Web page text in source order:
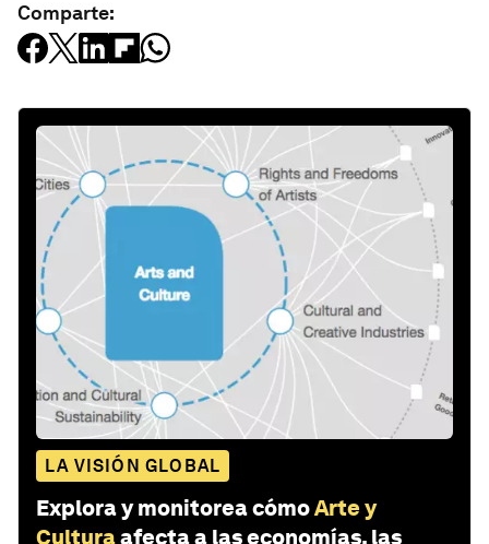
Comparte:
LA VISIÓN GLOBAL
Explora y monitorea cómoArte y
Culturaafecta a las economías, las